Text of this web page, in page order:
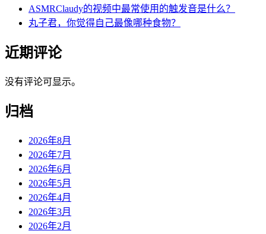
ASMRClaudy的视频中最常使用的触发音是什么？
丸子君，你觉得自己最像哪种食物？
近期评论
没有评论可显示。
归档
2026年8月
2026年7月
2026年6月
2026年5月
2026年4月
2026年3月
2026年2月